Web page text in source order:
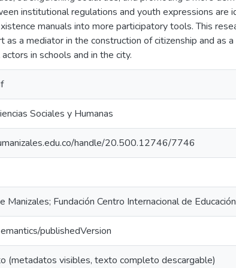
institutional regulations and youth expressions are
manuals into more participatory tools. This
as a mediator in the construction of citizenship and as
in schools and in the city.
Sociales y Humanas
handle/20.500.12746/7746
Manizales; Fundación Centro Internacional de
publishedVersion
(metadatos visibles, texto completo descargable)